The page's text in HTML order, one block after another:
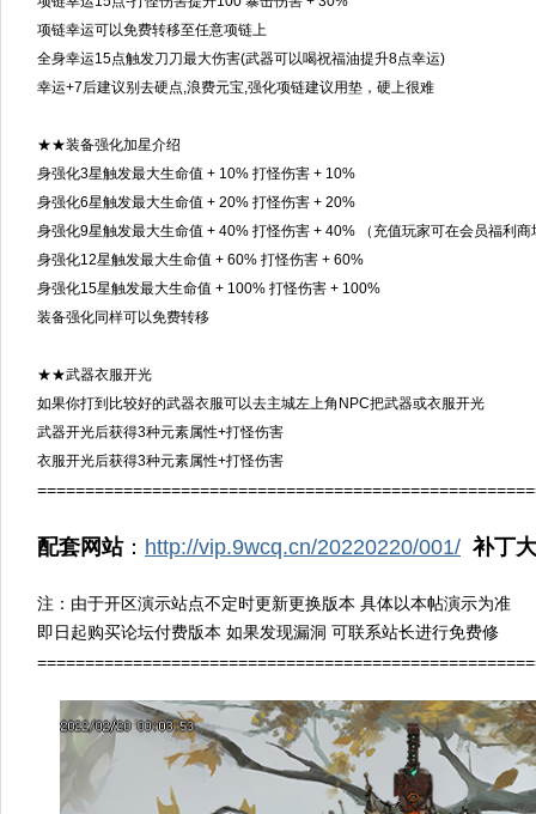
项链幸运可以免费转移至任意项链上
全身幸运15点触发刀刀最大伤害(武器可以喝祝福油提升8点幸运)
幸运+7后建议别去硬点,浪费元宝,强化项链建议用垫，硬上很难
★★装备强化加星介绍
身强化3星触发最大生命值 + 10% 打怪伤害 + 10%
身强化6星触发最大生命值 + 20% 打怪伤害 + 20%
身强化9星触发最大生命值 + 40% 打怪伤害 + 40% （充值玩家可在会员福利
身强化12星触发最大生命值 + 60% 打怪伤害 + 60%
身强化15星触发最大生命值 + 100% 打怪伤害 + 100%
装备强化同样可以免费转移
★★武器衣服开光
如果你打到比较好的武器衣服可以去主城左上角NPC把武器或衣服开光
武器开光后获得3种元素属性+打怪伤害
衣服开光后获得3种元素属性+打怪伤害
配套网站： http://vip.9wcq.cn/20220220/001/ 补丁
注：由于开区演示站点不定时更新更换版本 具体以本帖演示为准
即日起购买论坛付费版本 如果发现漏洞 可联系站长进行免费修